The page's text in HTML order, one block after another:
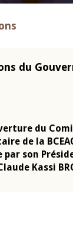
du
du
de la
par son
Kassi